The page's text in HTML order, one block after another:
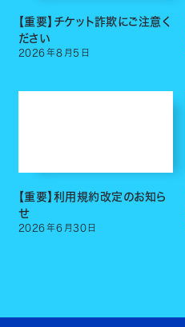
【重要】チケット詐欺にご注意く
ださい
2026年8 月 5 日
【重要】利用規約改定のお知ら
せ
2026年6 月 30 日